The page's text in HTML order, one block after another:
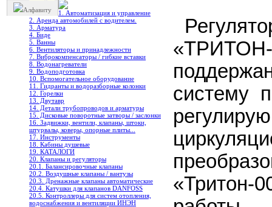
Алфавиту
1. Автоматизация и управление
2. Аренда автомобилей с водителем.
3. Арматура
4. Биде
5. Ванны
6. Вентиляторы и принадлежности
7. Виброкомпенсаторы / гибкие вставки
8. Водонагреватели
9. Водоподготовка
10. Вспомогательное оборудование
11. Гидранты и водоразборные колонки
12. Горелки
13. Двутавр
14. Детали трубопроводов и арматуры
15. Дисковые поворотные затворы / заслонки
16. Задвижки, вентили, клапаны, штоки,
штурвалы, коверы, опорные плиты...
17. Инструменты
18. Кабины душевые
19. КАТАЛОГИ
20. Клапаны и регуляторы
20.1. Балансировочные клапаны
20.2. Воздушные клапаны / вантузы
20.3. Дренажные клапаны автоматические
20.4. Катушки для клапанов DANFOSS
20.5. Контроллеры для систем отопления,
водоснабжения и вентиляции ИНЭН
систему
«Тритон-